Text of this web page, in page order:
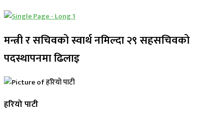
मन्त्री र सचिवको स्वार्थ नमिल्दा २९ सहसचिवको
पदस्थापनमा ढिलाइ
हरियो पाटी